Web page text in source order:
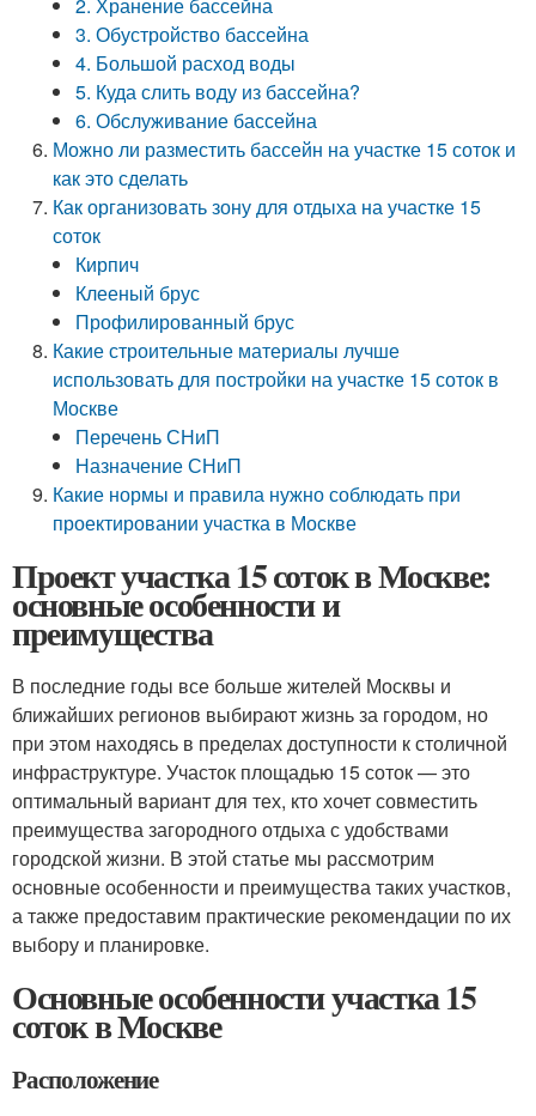
3. Обустройство бассейна
4. Большой расход воды
5. Куда слить воду из бассейна?
6. Обслуживание бассейна
Можно ли разместить бассейн на участке 15 соток и
как это сделать
Как организовать зону для отдыха на участке 15
соток
Кирпич
Клееный брус
Профилированный брус
Какие строительные материалы лучше
использовать для постройки на участке 15 соток в
Москве
Перечень СНиП
Назначение СНиП
Какие нормы и правила нужно соблюдать при
проектировании участка в Москве
Проект участка 15 соток в Москве:
основные особенности и
преимущества
В последние годы все больше жителей Москвы и
ближайших регионов выбирают жизнь за городом, но
при этом находясь в пределах доступности к столичной
инфраструктуре. Участок площадью 15 соток — это
оптимальный вариант для тех, кто хочет совместить
преимущества загородного отдыха с удобствами
городской жизни. В этой статье мы рассмотрим
основные особенности и преимущества таких участков,
а также предоставим практические рекомендации по их
выбору и планировке.
Основные особенности участка 15
соток в Москве
Расположение